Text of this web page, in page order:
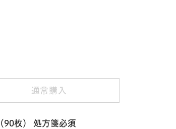
通常購入
90枚） 処方箋必須